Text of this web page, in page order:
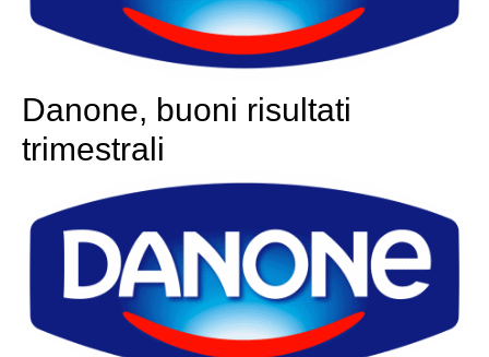
Danone, buoni risultati
trimestrali